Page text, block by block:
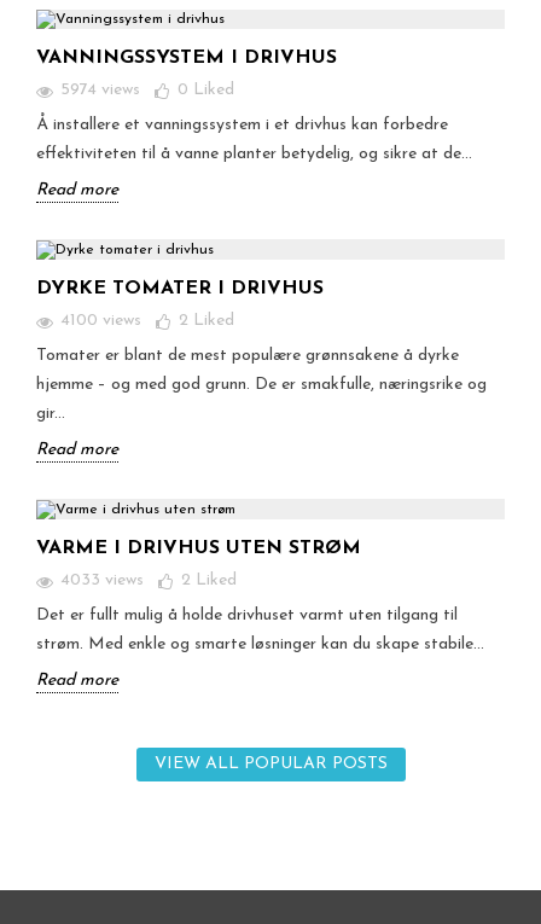
VANNINGSSYSTEM I DRIVHUS
5974 views 0 Liked
Å installere et vanningssystem i et drivhus kan forbedre
effektiviteten til å vanne planter betydelig, og sikre at de...
Read more
DYRKE TOMATER I DRIVHUS
4100 views 2 Liked
Tomater er blant de mest populære grønnsakene å dyrke
hjemme – og med god grunn. De er smakfulle, næringsrike og
gir...
Read more
VARME I DRIVHUS UTEN STRØM
4033 views 2 Liked
Det er fullt mulig å holde drivhuset varmt uten tilgang til
strøm. Med enkle og smarte løsninger kan du skape stabile...
Read more
VIEW ALL POPULAR POSTS